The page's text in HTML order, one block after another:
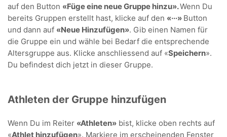
auf den Button «Füge eine neue Gruppe hinzu».Wenn Du
bereits Gruppen erstellt hast, klicke auf den «···» Button
und dann auf «Neue Hinzufügen». Gib einen Namen für
die Gruppe ein und wähle bei Bedarf die entsprechende
Altersgruppe aus. Klicke anschliessend auf «Speichern».
Du befindest dich jetzt in dieser Gruppe.
Athleten der Gruppe hinzufügen
Wenn Du im Reiter «Athleten» bist, klicke oben rechts auf
«Athlet hinzufügen». Markiere im erscheinenden Fenster